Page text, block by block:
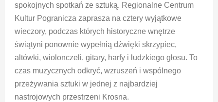
spokojnych spotkań ze sztuką. Regionalne Centrum
Kultur Pogranicza zaprasza na cztery wyjątkowe
wieczory, podczas których historyczne wnętrze
świątyni ponownie wypełnią dźwięki skrzypiec,
altówki, wiolonczeli, gitary, harfy i ludzkiego głosu. To
czas muzycznych odkryć, wzruszeń i wspólnego
przeżywania sztuki w jednej z najbardziej
nastrojowych przestrzeni Krosna.